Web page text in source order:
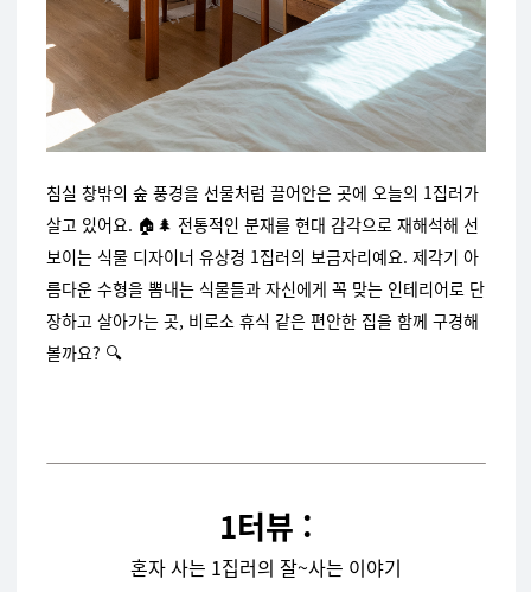
침실 창밖의 숲 풍경을 선물처럼 끌어안은 곳에 오늘의 1집러가
살고 있어요. 🏠🌲 전통적인 분재를 현대 감각으로 재해석해 선
보이는 식물 디자이너 유상경 1집러의 보금자리예요. 제각기 아
름다운 수형을 뽐내는 식물들과 자신에게 꼭 맞는 인테리어로 단
장하고 살아가는 곳, 비로소 휴식 같은 편안한 집을 함께 구경해
볼까요? 🔍
1터뷰 :
혼자 사는 1집러의 잘~사는 이야기